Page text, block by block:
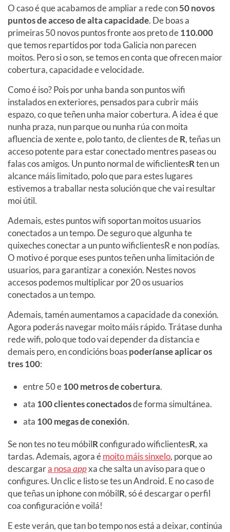
O caso é que acabamos de ampliar a rede con50 novos
puntos de acceso de alta capacidade. De boas a
primeiras 50 novos puntos fronte aos preto de110.000
que temos repartidos por toda Galicia non parecen
moitos. Pero si o son, se temos en conta que ofrecen maior
cobertura, capacidade e velocidade.
Como é iso? Pois por unha banda son puntos wifi
instalados en exteriores, pensados para cubrir máis
espazo, co que teñen unha maior cobertura. A idea é que
nunha praza, nun parque ou nunha rúa con moita
afluencia de xente e, polo tanto, de clientes deR, teñas un
acceso potente para estar conectado mentres paseas ou
falas cos amigos. Un punto normal de wificlientesRten un
alcance máis limitado, polo que para estes lugares
estivemos a traballar nesta solución que che vai resultar
moi útil.
Ademais, estes puntos wifi soportan moitos usuarios
conectados a un tempo. De seguro que algunha te
quixeches conectar a un punto wificlientesR e non podías.
O motivo é porque eses puntos teñen unha limitación de
usuarios, para garantizar a conexión. Nestes novos
accesos podemos multiplicar por 20 os usuarios
conectados a un tempo.
Ademais, tamén aumentamos a capacidade da conexión.
Agora poderás navegar moito máis rápido. Trátase dunha
rede wifi, polo que todo vai depender da distancia e
demais pero, en condicións boaspoderíanse aplicar os
tres 100:
entre 50 e100 metros de cobertura.
ata 100 clientes conectadosde forma simultánea.
ata 100 megas de conexión.
Se non tes no teu móbilRconfigurado wificlientesR, xa
tardas. Ademais, agora émoito máis sinxelo, porque ao
descargara nosaappxa che salta un aviso para que o
configures. Un clic e listo se tes un Android. E no caso de
que teñas un iphone con móbilR, só é descargar o perfil
coa configuración e voilá!
E este verán, que tan bo tempo nos está a deixar, continúa